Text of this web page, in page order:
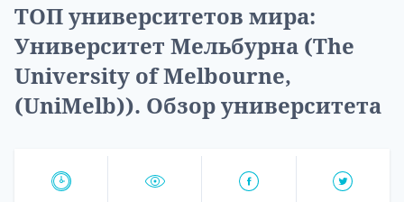
ТОП университетов мира:
Университет Мельбурна (The
University of Melbourne,
(UniMelb)). Обзор университета